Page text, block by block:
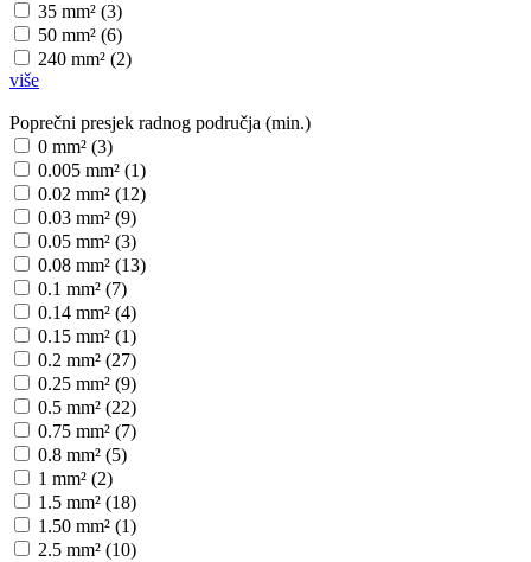
35 mm² (3)
50 mm² (6)
240 mm² (2)
više
Poprečni presjek radnog područja (min.)
0 mm² (3)
0.005 mm² (1)
0.02 mm² (12)
0.03 mm² (9)
0.05 mm² (3)
0.08 mm² (13)
0.1 mm² (7)
0.14 mm² (4)
0.15 mm² (1)
0.2 mm² (27)
0.25 mm² (9)
0.5 mm² (22)
0.75 mm² (7)
0.8 mm² (5)
1 mm² (2)
1.5 mm² (18)
1.50 mm² (1)
2.5 mm² (10)